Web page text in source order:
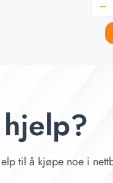
til å kjøpe noe i